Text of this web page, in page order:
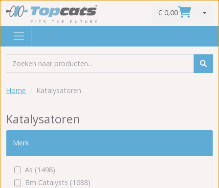
€ 0,00
Home Katalysatoren
Katalysatoren
Merk
As (1498)
Bm Catalysts (1688)